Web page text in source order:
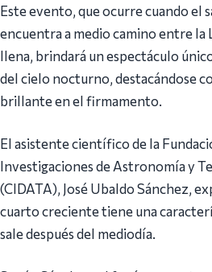
Este evento, que ocurre cuando el
encuentra a medio camino entre la
llena, brindará un espectáculo
del cielo nocturno, destacándose
brillante en el firmamento.
El asistente científico de la
Investigaciones de Astronomía y
(CIDATA), José Ubaldo Sánchez,
cuarto creciente tiene una
sale después del mediodía.